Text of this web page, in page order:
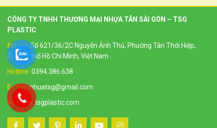
CÔNG TY TNHH THƯƠNG MẠI NHỰA TÂN SÀI GÒN – TSG
PLASTIC
Địa chỉ: Số 621/36/2C Nguyễn Ảnh Thủ, Phường Tân Thới Hiệp,
Thành Phố Hồ Chí Minh, Việt Nam
Hotline: 0394.386.638
E-mail:nhuatsg@gmail.com
Website: tsgplastic.com